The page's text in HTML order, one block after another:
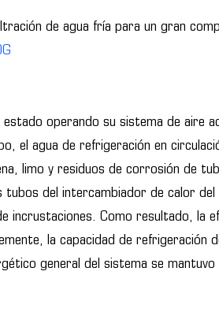
de agua fría para un gran
operando su sistema de aire
el agua de refrigeración en
limo y residuos de corrosión de
del intercambiador de calor del
incrustaciones. Como resultado, la
la capacidad de refrigeración
general del sistema se